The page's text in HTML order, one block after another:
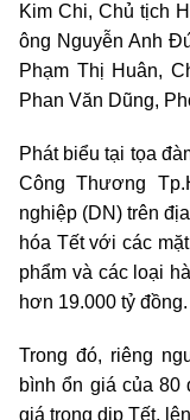
Kim Chi, Chủ tịch
ông Nguyễn Anh
Phạm Thị Huân,
Phan Văn Dũng,
Phát biểu tại tọa
Công Thương
nghiệp (DN) trên
hóa Tết với các
phẩm và các loại
hơn 19.000 tỷ đồng.
Trong đó, riêng
bình ổn giá của 80
giá trong dịp Tết,